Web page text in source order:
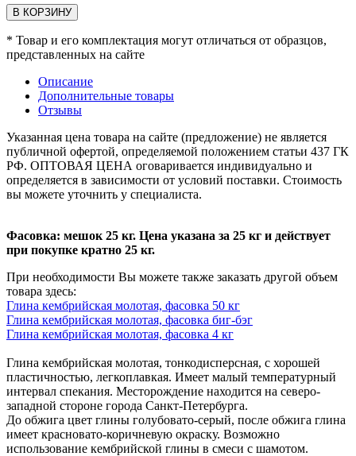
В КОРЗИНУ
* Товар и его комплектация могут отличаться от образцов,
представленных на сайте
Описание
Дополнительные товары
Отзывы
Указанная цена товара на сайте (предложение) не является
публичной офертой, определяемой положением статьи 437 ГК
РФ. ОПТОВАЯ ЦЕНА оговаривается индивидуально и
определяется в зависимости от условий поставки. Стоимость
вы можете уточнить у специалиста.
Фасовка: мешок 25 кг. Цена указана за 25 кг и действует
при покупке кратно 25 кг.
При необходимости Вы можете также заказать другой объем
товара здесь:
Глина кембрийская молотая, фасовка 50 кг
Глина кембрийская молотая, фасовка биг-бэг
Глина кембрийская молотая, фасовка 4 кг
Глина кембрийская молотая, тонкодисперсная, с хорошей
пластичностью, легкоплавкая. Имеет малый температурный
интервал спекания. Месторождение находится на северо-
западной стороне города Санкт-Петербурга.
До обжига цвет глины голубовато-серый, после обжига глина
имеет красновато-коричневую окраску. Возможно
использование кембрийской глины в смеси с шамотом.